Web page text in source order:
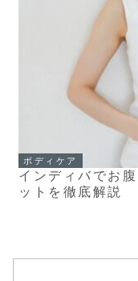
ボディケア
インディバでお
ットを徹底解説